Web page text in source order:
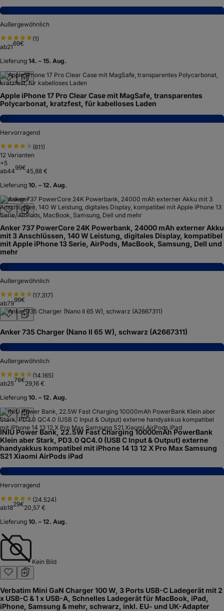
9,0
Außergewöhnlich
(1)
ab2169€
Lieferung 14. – 15. Aug.
Apple iPhone 17 Pro Clear Case mit MagSafe, transparentes
Polycarbonat, kratzfest, für kabelloses Laden
8,3
Hervorragend
(611)
12 Varianten
+5
ab4499€45,88 €
Lieferung 10. – 12. Aug.
Testsieger
Anker 737 PowerCore 24K Powerbank, 24000 mAh externer Akku
mit 3 Anschlüssen, 140 W Leistung, digitales Display, kompatibel
mit Apple iPhone 13 Serie, AirPods, MacBook, Samsung, Dell und
mehr
9,0
Außergewöhnlich
(17.317)
ab7999€
Anker 735 Charger (Nano II 65 W), schwarz (A2667311)
9,0
Außergewöhnlich
(14.165)
ab2576€29,16 €
Lieferung 10. – 12. Aug.
INIU Power Bank, 22.5W Fast Charging 10000mAh PowerBank
Klein aber Stark, PD3.0 QC4.0 (USB C Input & Output) externe
handyakkus kompatibel mit iPhone 14 13 12 X Pro Max Samsung
S21 Xiaomi AirPods iPad
8,5
Hervorragend
(24.524)
ab1829€20,57 €
Lieferung 10. – 12. Aug.
Kein Bild
Verbatim Mini GaN Charger 100 W, 3 Ports USB-C Ladegerät mit 2
x USB-C & 1 x USB-A, Schnelles Ladegerät für MacBook, iPad,
iPhone, Samsung & mehr, schwarz, inkl. EU- und UK-Adapter